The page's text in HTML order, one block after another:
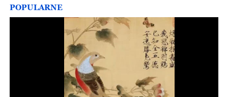
POPULARNE